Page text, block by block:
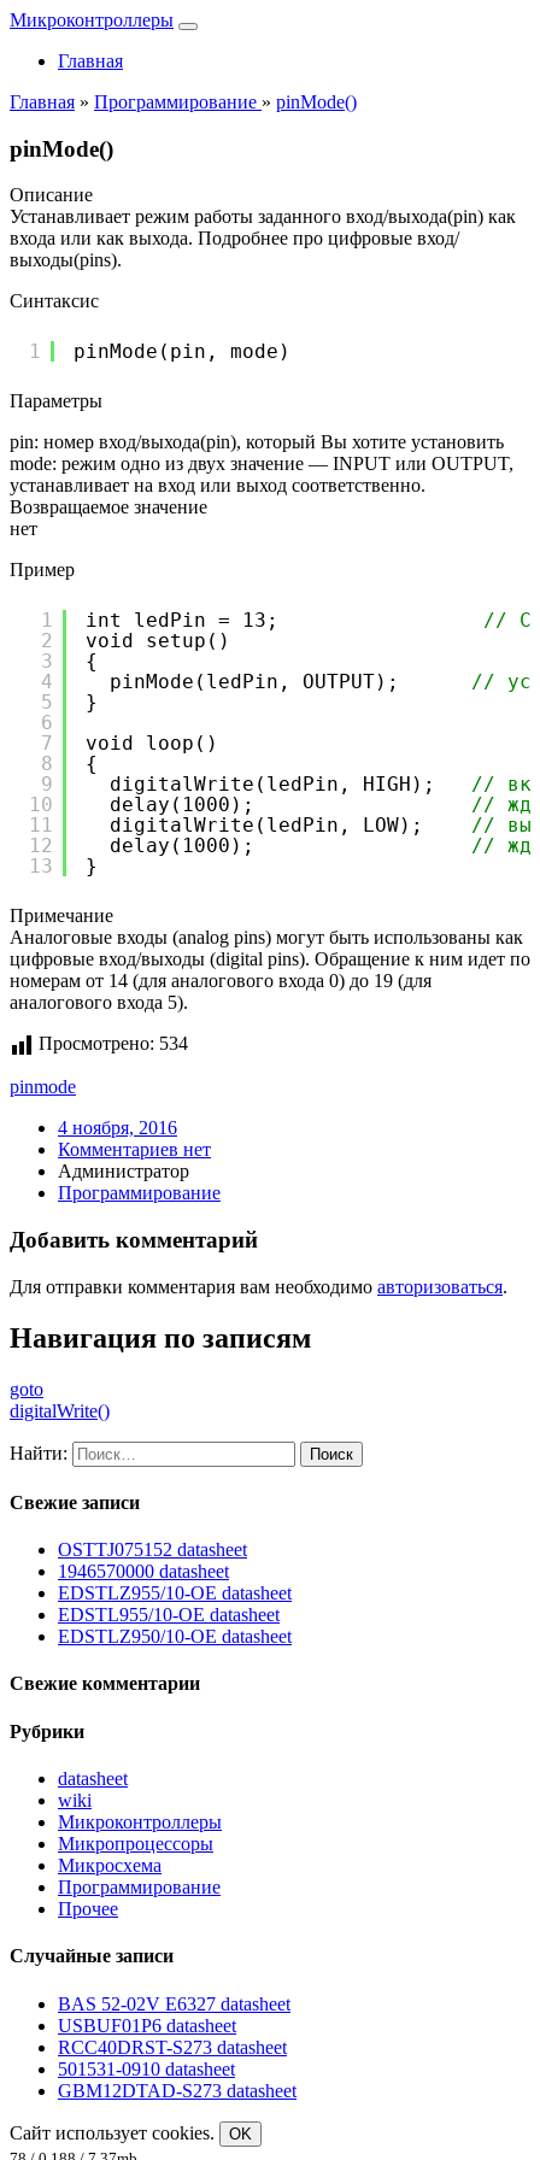
Микроконтроллеры
Главная
Главная » Программирование » pinMode()
pinMode()
Описание
Устанавливает режим работы заданного вход/выхода(pin) как
входа или как выхода. Подробнее про цифровые вход/
выходы(pins).
Синтаксис
1 pinMode(pin, mode)
Параметры
pin: номер вход/выхода(pin), который Вы хотите установить
mode: режим одно из двух значение — INPUT или OUTPUT,
устанавливает на вход или выход соответственно.
Возвращаемое значение
нет
Пример
1
2
3
4
5
6
7
8
9
10
11
12
13
int ledPin = 13; //
void setup()
{
pinMode(ledPin, OUTPUT); //
}
void loop()
{
digitalWrite(ledPin, HIGH); //
delay(1000); //
digitalWrite(ledPin, LOW); //
delay(1000); //
}
Примечание
Аналоговые входы (analog pins) могут быть использованы как
цифровые вход/выходы (digital pins). Обращение к ним идет по
номерам от 14 (для аналогового входа 0) до 19 (для
аналогового входа 5).
Просмотрено: 534
pinmode
4 ноября, 2016
Комментариев нет
Администратор
Программирование
Добавить комментарий
Для отправки комментария вам необходимо авторизоваться.
Навигация по записям
goto
digitalWrite()
Найти:
Свежие записи
OSTTJ075152 datasheet
1946570000 datasheet
EDSTLZ955/10-OE datasheet
EDSTL955/10-OE datasheet
EDSTLZ950/10-OE datasheet
Свежие комментарии
Рубрики
datasheet
wiki
Микроконтроллеры
Микропроцессоры
Микросхема
Программирование
Прочее
Случайные записи
BAS 52-02V E6327 datasheet
USBUF01P6 datasheet
RCC40DRST-S273 datasheet
501531-0910 datasheet
GBM12DTAD-S273 datasheet
Сайт использует cookies.
OK